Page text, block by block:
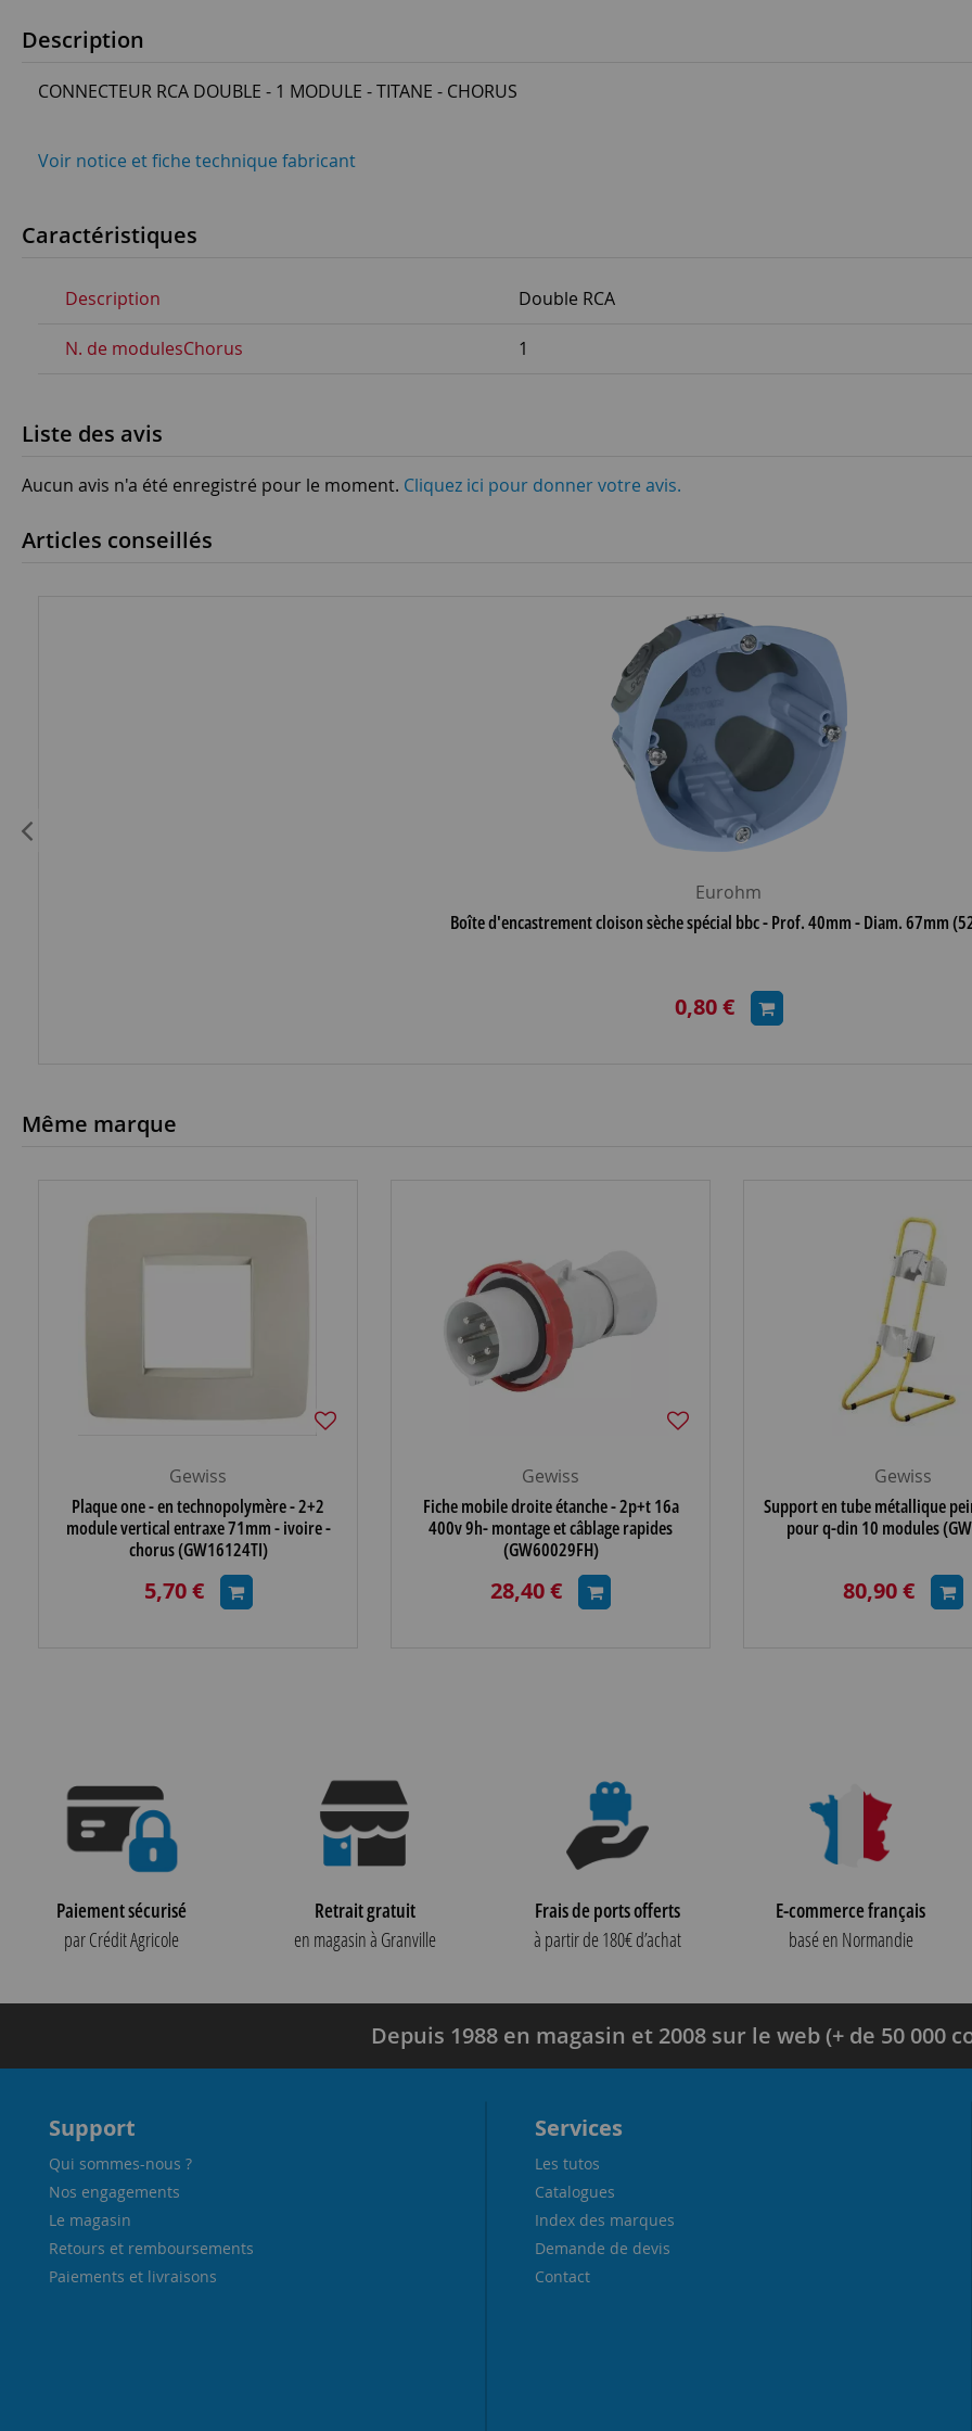
Description
CONNECTEUR RCA DOUBLE - 1 MODULE - TITANE - CHORUS
Voir notice et fiche technique fabricant
Caractéristiques
Description Double RCA
N. de modulesChorus 1
Liste des avis
Aucun avis n'a été enregistré pour le moment. Cliquez ici pour donner votre avis.
Articles conseillés
Eurohm
Boîte d'encastrement cloison sèche spécial bbc - Prof. 40mm - Diam. 67mm
0,80 €
Même marque
Gewiss
Plaque one - en technopolymère - 2+2
module vertical entraxe 71mm - ivoire -
chorus (GW16124TI)
5,70 €
Gewiss
Fiche mobile droite étanche - 2p+t 16a
400v 9h- montage et câblage rapides
(GW60029FH)
28,40 €
Gewiss
Support en tube métallique
pour q-din 10 modules
80,90 €
Paiement sécurisé
par Crédit Agricole
Retrait gratuit
en magasin à Granville
Frais de ports offerts
à partir de 180€ d’achat
E-commerce français
basé en Normandie
Depuis 1988 en magasin et 2008 sur le web (+ de 50 000
Support
Qui sommes-nous ?
Nos engagements
Le magasin
Retours et remboursements
Paiements et livraisons
Services
Les tutos
Catalogues
Index des marques
Demande de devis
Contact